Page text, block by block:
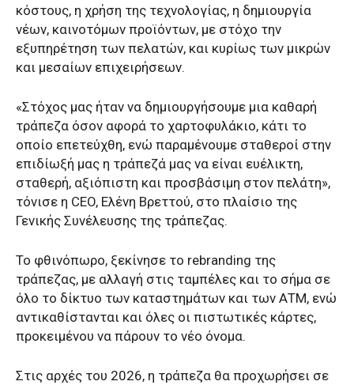
κόστους, η χρήση της τεχνολογίας, η δημιουργία
νέων, καινοτόμων προϊόντων, με στόχο την
εξυπηρέτηση των πελατών, και κυρίως των μικρών
και μεσαίων επιχειρήσεων.
«Στόχος μας ήταν να δημιουργήσουμε μια καθαρή
τράπεζα όσον αφορά το χαρτοφυλάκιο, κάτι το
οποίο επετεύχθη, ενώ παραμένουμε σταθεροί στην
επιδίωξή μας η τράπεζά μας να είναι ευέλικτη,
σταθερή, αξιόπιστη και προσβάσιμη στον πελάτη»,
τόνισε η CEO, Ελένη Βρεττού, στο πλαίσιο της
Γενικής Συνέλευσης της τράπεζας.
Το φθινόπωρο, ξεκίνησε το rebranding της
τράπεζας, με αλλαγή στις ταμπέλες και το σήμα σε
όλο το δίκτυο των καταστημάτων και των ΑΤΜ, ενώ
αντικαθίστανται και όλες οι πιστωτικές κάρτες,
προκειμένου να πάρουν το νέο όνομα.
Στις αρχές του 2026, η τράπεζα θα προχωρήσει σε